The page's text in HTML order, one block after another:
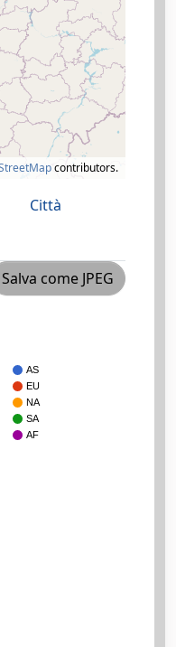
contributors.
Città
Salva come JPEG
AS
EU
NA
SA
AF